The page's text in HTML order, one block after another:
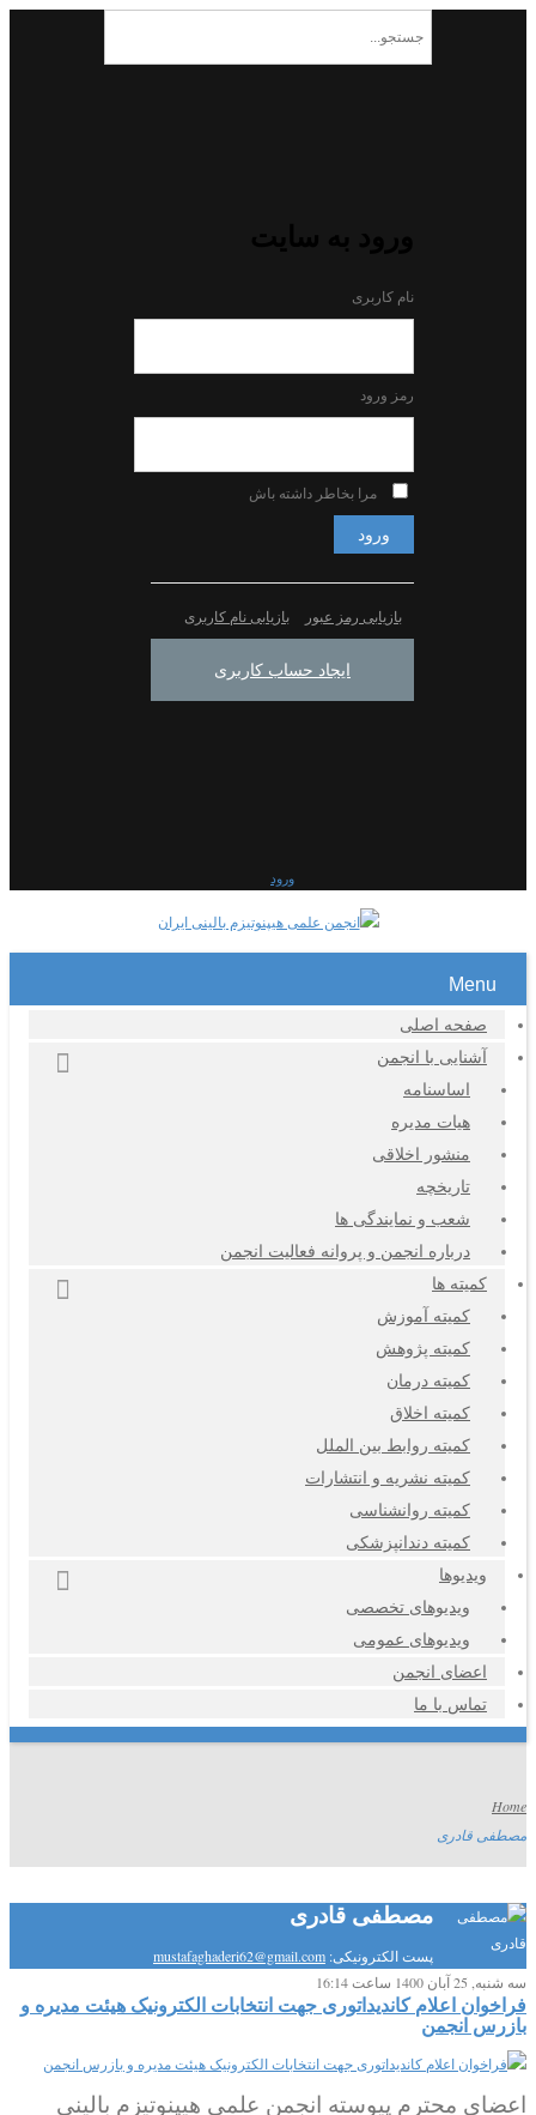
نام کاربری
رمز ورود
مرا بخاطر داشته باش
ورود
بازیابی رمز عبور بازیابی نام کاربری
ایجاد حساب کاربری
ورود
Menu
صفحه اصلی
آشنایی با انجمن
اساسنامه
هیات مدیره
منشور اخلاقی
تاریخچه
شعب و نمایندگی ها
درباره انجمن و پروانه فعالیت انجمن
کمیته ها
کمیته آموزش
کمیته پژوهش
کمیته درمان
کمیته اخلاق
کمیته روابط بین الملل
کمیته نشریه و انتشارات
کمیته روانشناسی
کمیته دندانپزشکی
ویدیوها
ویدیوهای تخصصی
ویدیوهای عمومی
اعضای انجمن
تماس با ما
Home
مصطفی قادری
مصطفی قادری
پست الکترونیکی: mustafaghaderi62@gmail.com
سه شنبه, 25 آبان 1400 ساعت 16:14
فراخوان اعلام کاندیداتوری جهت انتخابات الکترونیک هیئت مدیره و
بازرس انجمن
اعضای محترم پیوسته انجمن علمی هیپنوتیزم بالینی